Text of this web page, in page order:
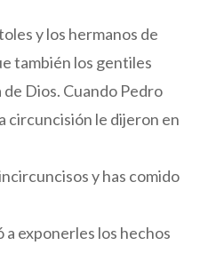
y los hermanos de
también los gentiles
Dios. Cuando Pedro
circuncisión le dijeron en
y has comido
exponerles los hechos